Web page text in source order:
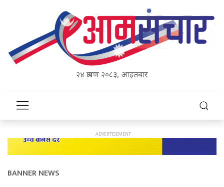
२४ श्रावण २०८३, आइतबार
BANNER NEWS